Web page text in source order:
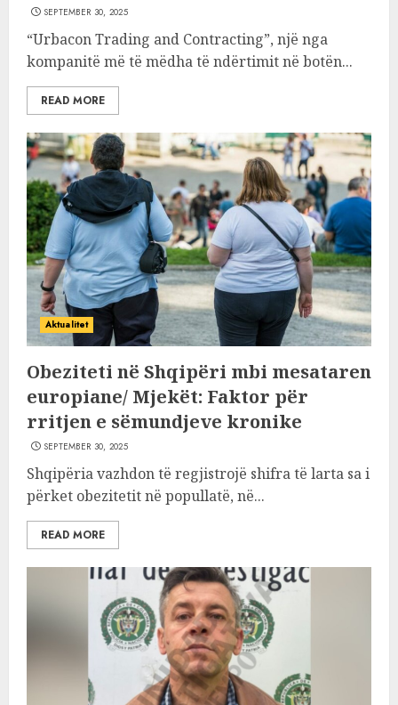
SEPTEMBER 30, 2025
“Urbacon Trading and Contracting”, një nga
kompanitë më të mëdha të ndërtimit në botën...
READ MORE
Aktualitet
Obeziteti në Shqipëri mbi mesataren
europiane/ Mjekët: Faktor për
rritjen e sëmundjeve kronike
SEPTEMBER 30, 2025
Shqipëria vazhdon të regjistrojë shifra të larta sa i
përket obezitetit në popullatë, në...
READ MORE